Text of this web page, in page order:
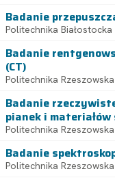
Badanie
Politechnika Białostocka
Badanie
(CT)
Politechnika Rzeszowska
Badanie
pianek i
Politechnika Rzeszowska
Badanie
Politechnika Rzeszowska